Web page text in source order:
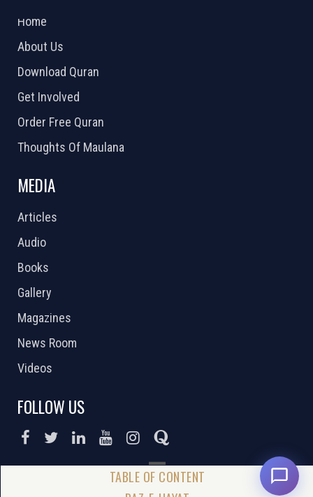
Home
About Us
Download Quran
Get Involved
Order Free Quran
Thoughts Of Maulana
MEDIA
Articles
Audio
Books
Gallery
Magazines
News Room
Videos
FOLLOW US
DONATE NOW